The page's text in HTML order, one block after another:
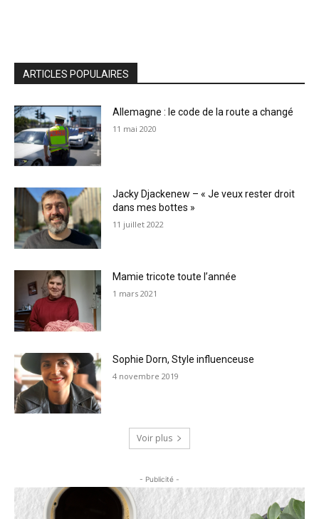
ARTICLES POPULAIRES
Allemagne : le code de la route a changé
11 mai 2020
Jacky Djackenew – « Je veux rester droit
dans mes bottes »
11 juillet 2022
Mamie tricote toute l’année
1 mars 2021
Sophie Dorn, Style influenceuse
4 novembre 2019
Voir plus
- Publicité -